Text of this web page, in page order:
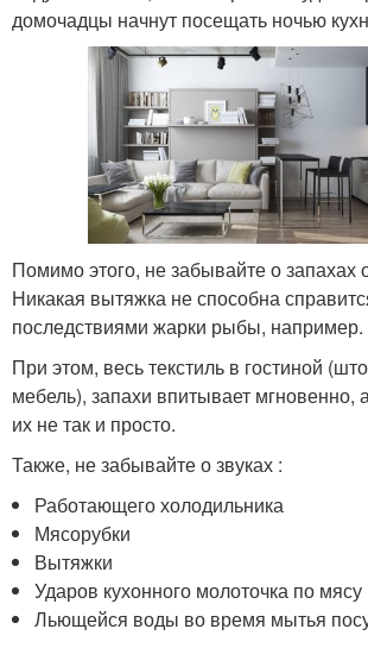
домочадцы начнут посещать ночью
Помимо этого, не забывайте о запахах
Никакая вытяжка не способна
последствиями жарки рыбы, например.
При этом, весь текстиль в гостиной
мебель), запахи впитывает мгновенно,
их не так и просто.
Также, не забывайте о звуках :
Работающего холодильника
Мясорубки
Вытяжки
Ударов кухонного молоточка по мясу
Льющейся воды во время мытья